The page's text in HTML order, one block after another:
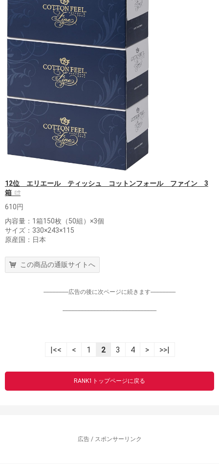
12位 エリエール ティッシュ コットンフォール ファイン 3
箱
610円
内容量：1箱150枚（50組）×3個
サイズ：330×243×115
原産国：日本
この商品の通販サイトへ
-----------------広告の後に次ページに続きます-----------------
----------------------------------------------------------------
|<< < 1 2 3 4 > >>|
RANK1トップページに戻る
広告 / スポンサーリンク